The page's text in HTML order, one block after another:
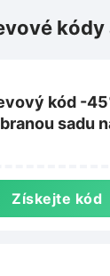
kód -
sadu
Získejte kód